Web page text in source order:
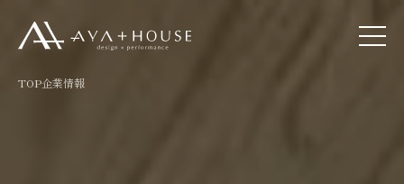
TOP企業情報